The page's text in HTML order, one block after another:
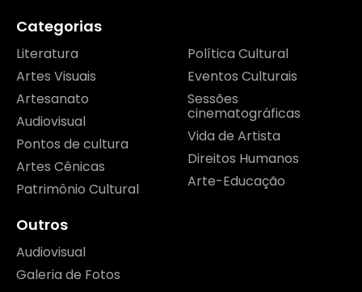
Categorias
Literatura
Artes Visuais
Artesanato
Audiovisual
Pontos de cultura
Artes Cênicas
Patrimônio Cultural
Política Cultural
Eventos Culturais
Sessões
cinematográficas
Vida de Artista
Direitos Humanos
Arte-Educação
Outros
Audiovisual
Galeria de Fotos